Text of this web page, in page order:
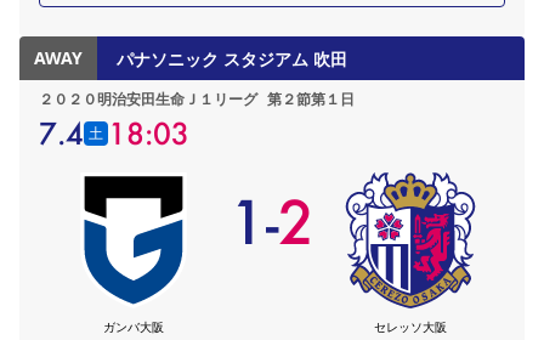
よくある質問
よくある質問
関連団体/施設
長居公園 セレッソフットサルパーク
セレッソフットサルパーク長居
セレッソスポーツパーク舞洲
セレッソ大阪アカデミー
AWAY パナソニック スタジアム 吹田
２０２０明治安田生命Ｊ１リーグ 第２節第１日
7.4 土 18:03
ガンバ大阪
1-2
セレッソ大阪